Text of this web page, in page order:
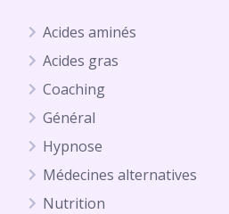
Acides aminés
Acides gras
Coaching
Général
Hypnose
Médecines alternatives
Nutrition